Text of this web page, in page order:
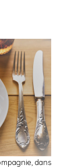
dans